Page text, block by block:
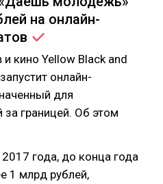
на онлайн-
кино Yellow Black and
онлайн-
для
за границей. Об этом
года, до конца года
1 млрд рублей,